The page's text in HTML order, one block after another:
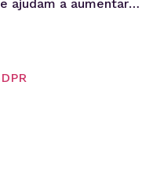
ajudam a aumentar
de performance e
promocionais e